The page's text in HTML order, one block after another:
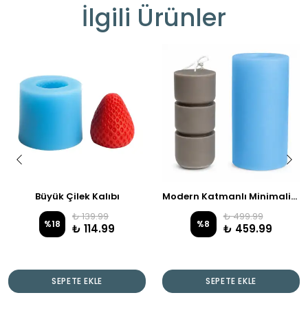
İlgili Ürünler
Büyük Çilek Kalıbı
%18
₺ 139.99
₺ 114.99
SEPETE EKLE
Modern Katmanlı Minimalist Silikon Mum Kalıbı
%8
₺ 499.99
₺ 459.99
SEPETE EKLE